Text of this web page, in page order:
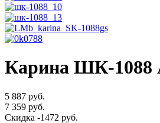
Карина ШК-1088
5 887 руб.
7 359 руб.
Скидка -1472 руб.